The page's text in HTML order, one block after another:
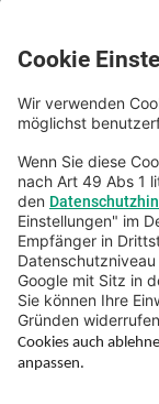
FAQ
Beschwerde
Barrierefreiheit